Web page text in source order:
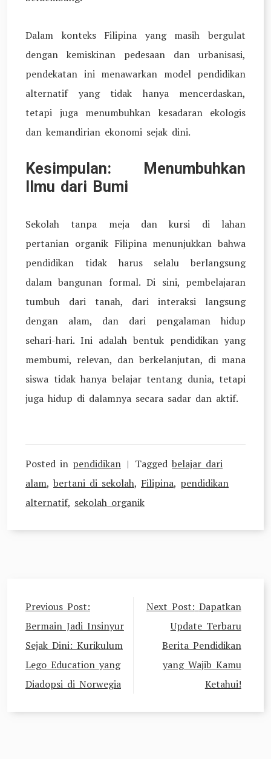
Dalam konteks Filipina yang masih bergulat
dengan kemiskinan pedesaan dan urbanisasi,
pendekatan ini menawarkan model pendidikan
alternatif yang tidak hanya mencerdaskan,
tetapi juga menumbuhkan kesadaran ekologis
dan kemandirian ekonomi sejak dini.
Kesimpulan: Menumbuhkan
Ilmu dari Bumi
Sekolah tanpa meja dan kursi di lahan
pertanian organik Filipina menunjukkan bahwa
pendidikan tidak harus selalu berlangsung
dalam bangunan formal. Di sini, pembelajaran
tumbuh dari tanah, dari interaksi langsung
dengan alam, dan dari pengalaman hidup
sehari-hari. Ini adalah bentuk pendidikan yang
membumi, relevan, dan berkelanjutan, di mana
siswa tidak hanya belajar tentang dunia, tetapi
juga hidup di dalamnya secara sadar dan aktif.
Posted in pendidikan Tagged belajar dari
alam, bertani di sekolah, Filipina, pendidikan
alternatif, sekolah organik
Post
navigation
Previous Post:
Bermain Jadi Insinyur
Sejak Dini: Kurikulum
Lego Education yang
Diadopsi di Norwegia
Next Post: Dapatkan
Update Terbaru
Berita Pendidikan
yang Wajib Kamu
Ketahui!